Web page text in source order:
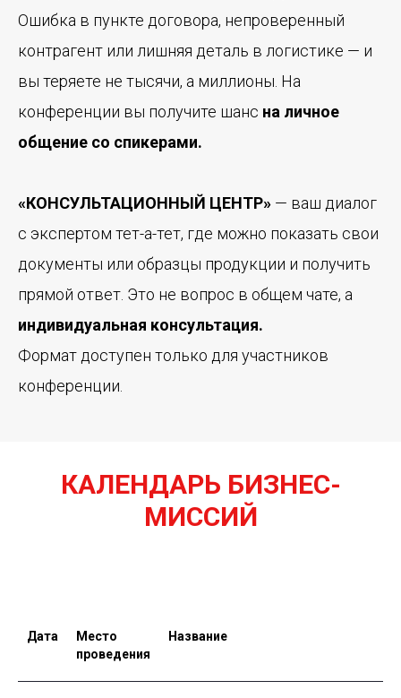
Ошибка в пункте договора, непроверенный
контрагент или лишняя деталь в логистике — и
вы теряете не тысячи, а миллионы. На
конференции вы получите шанс на личное
общение со спикерами.
«КОНСУЛЬТАЦИОННЫЙ ЦЕНТР» — ваш диалог
с экспертом тет-а-тет, где можно показать свои
документы или образцы продукции и получить
прямой ответ. Это не вопрос в общем чате, а
индивидуальная консультация.
Формат доступен только для участников
конференции.
КАЛЕНДАРЬ БИЗНЕС-
МИССИЙ
Дата
Место
проведения
Название